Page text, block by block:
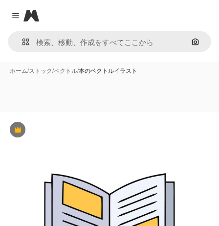
Close menu
Magnific
画像で
ホーム/ストック/ベクトル/本のベクトルイラスト
Premium